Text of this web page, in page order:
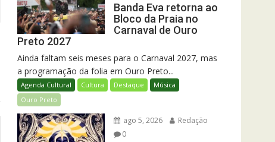
Banda Eva retorna ao
Bloco da Praia no
Carnaval de Ouro
Preto 2027
Ainda faltam seis meses para o Carnaval 2027, mas
a programação da folia em Ouro Preto...
Agenda Cultural Cultura Destaque
Música
Ouro Preto
ago 5, 2026
Redação
0